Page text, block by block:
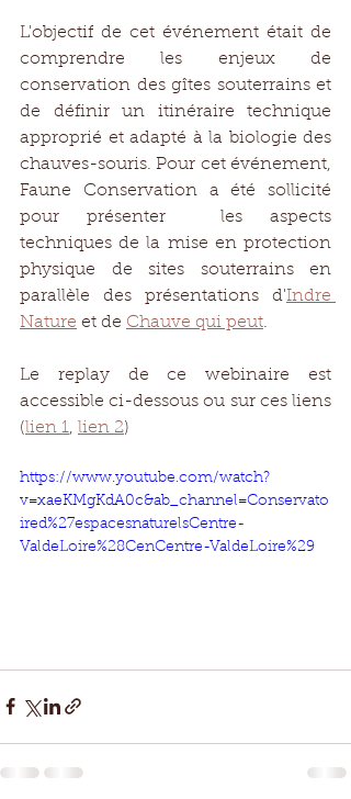
L'objectif de cet événement était de
comprendre les enjeux de
conservation des gîtes souterrains et
de définir un itinéraire technique
approprié et adapté à la biologie des
chauves-souris. Pour cet événement,
Faune Conservation a été sollicité
pour présenter  les aspects
techniques de la mise en protection
physique de sites souterrains en
parallèle des présentations d'Indre
Nature et de Chauve qui peut.
Le replay de ce webinaire est
accessible ci-dessous ou sur ces liens
(lien 1, lien 2)
https://www.youtube.com/watch?
v=xaeKMgKdA0c&ab_channel=Conservato
ired%27espacesnaturelsCentre-
ValdeLoire%28CenCentre-ValdeLoire%29